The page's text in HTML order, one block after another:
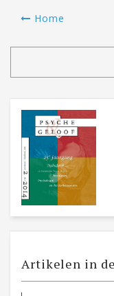
Home
Artikelen in